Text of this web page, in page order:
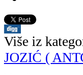
Više iz
JOZIĆ (